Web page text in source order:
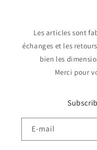
Les articles sont
échanges et les
bien les
Merci pour
E-mail